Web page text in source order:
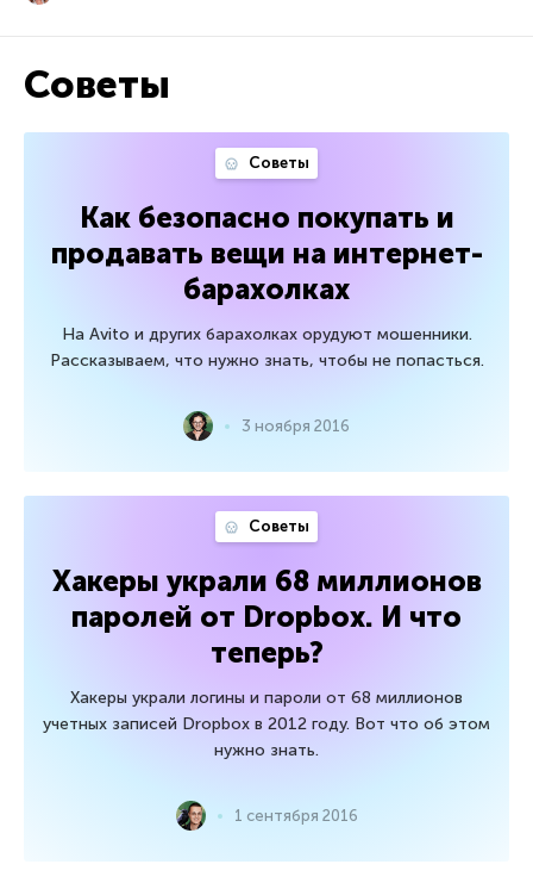
Советы
Советы
Как безопасно покупать и
продавать вещи на интернет-
барахолках
На Avito и других барахолках орудуют мошенники.
Рассказываем, что нужно знать, чтобы не попасться.
3 ноября 2016
Советы
Хакеры украли 68 миллионов
паролей от Dropbox. И что
теперь?
Хакеры украли логины и пароли от 68 миллионов
учетных записей Dropbox в 2012 году. Вот что об этом
нужно знать.
1 сентября 2016